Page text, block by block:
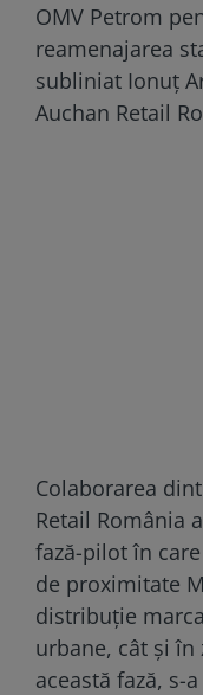
OMV Petrom
reamenajarea
subliniat Ionuț
Auchan Retail
Colaborarea
Retail România
fază-pilot în
de proximitate
distribuție
urbane, cât și în
această fază, s-